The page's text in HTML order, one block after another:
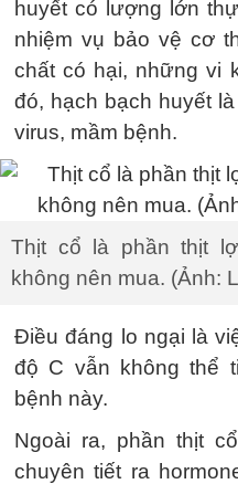
huyết có lượng lớn
nhiệm vụ bảo vệ cơ
chất có hại, những vi
đó, hạch bạch huyết
virus, mầm bệnh.
Thịt cổ là phần thịt
không nên mua. (Ảnh:
Điều đáng lo ngại là
độ C vẫn không thể
bệnh này.
Ngoài ra, phần thịt
chuyên tiết ra